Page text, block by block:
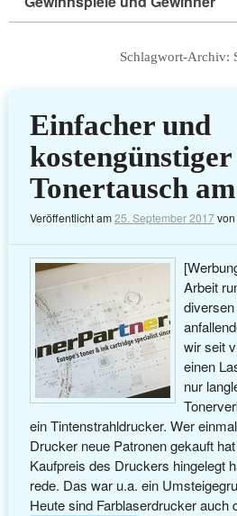
Schlagwort-Archiv:
Einfacher und
kostengünstiger
Tonertausch
Veröffentlicht am25. September 2017von
Arbeit
wir seit
einen
nur
ein Tintenstrahldrucker. Wer
Drucker neue Patronen gekauft
Kaufpreis des Druckers hingelegt
rede. Das war u.a. ein
Heute sind Farblaserdrucker auch